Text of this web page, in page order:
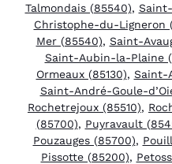
Talmondais (85540),
Christophe-du-Ligneron
Mer (85540), Saint-
Saint-Aubin-la-Plaine
Ormeaux (85130), Saint-
Saint-André-Goule-
Rochetrejoux (85510),
(85700), Puyravault
Pouzauges (85700),
Pissotte (85200),